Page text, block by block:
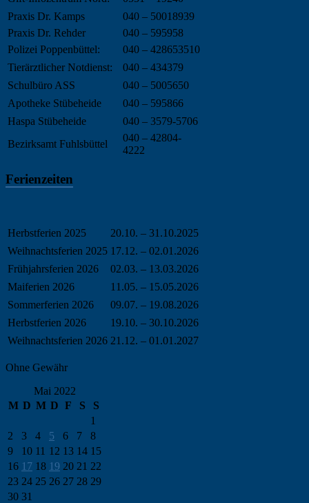
Praxis Dr. Kamps
040 – 50018939
Praxis Dr. Rehder
040 – 595958
Polizei Poppenbüttel:
040 – 428653510
Tierärztlicher Notdienst:
040 – 434379
Schulbüro ASS
040 – 5005650
Apotheke Stübeheide
040 – 595866
Haspa Stübeheide
040 – 3579-5706
Bezirksamt Fuhlsbüttel
040 – 42804-
4222
Ferienzeiten
Herbstferien 2025
20.10. – 31.10.2025
Weihnachtsferien 2025 17.12. – 02.01.2026
Frühjahrsferien 2026
02.03. – 13.03.2026
Maiferien 2026
11.05. – 15.05.2026
Sommerferien 2026
09.07. – 19.08.2026
Herbstferien 2026
19.10. – 30.10.2026
Weihnachtsferien 2026 21.12. – 01.01.2027
Ohne Gewähr
Mai 2022
M D M D F S
S
1
2
3 4 5 6 7
8
9
10 11 12 13 14 15
16 17 18 19 20 21 22
23 24 25 26 27 28 29
30 31